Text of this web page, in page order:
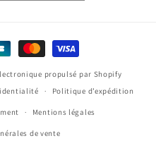
propulsé par Shopify
Politique d’expédition
Mentions légales
de vente